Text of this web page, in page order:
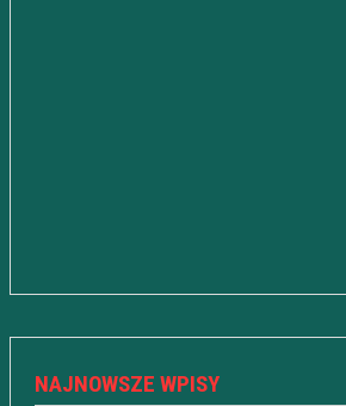
NAJNOWSZE WPISY